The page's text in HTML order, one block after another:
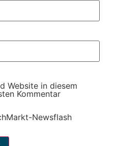
Website in diesem
Kommentar
Newsflash